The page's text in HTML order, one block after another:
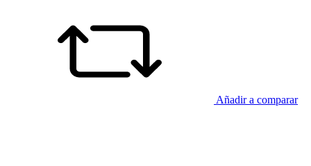
Añadir a comparar